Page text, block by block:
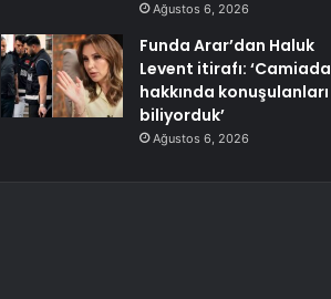
Ağustos 6, 2026
Funda Arar’dan Haluk
Levent itirafı: ‘Camiada
hakkında konuşulanları
biliyorduk’
Ağustos 6, 2026